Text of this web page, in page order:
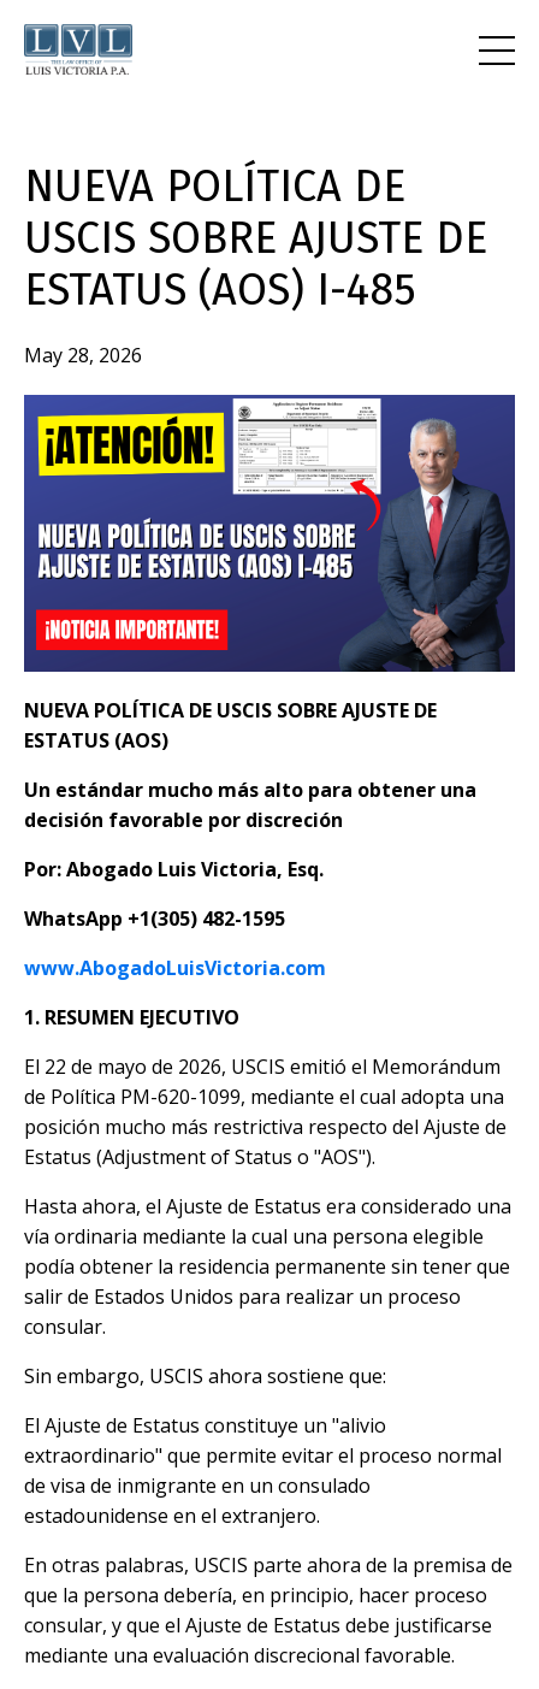
NUEVA POLÍTICA DE
USCIS SOBRE AJUSTE DE
ESTATUS (AOS) I-485
May 28, 2026
NUEVA POLÍTICA DE USCIS SOBRE AJUSTE DE
ESTATUS (AOS)
Un estándar mucho más alto para obtener una
decisión favorable por discreción
Por: Abogado Luis Victoria, Esq.
WhatsApp +1(305) 482-1595
www.AbogadoLuisVictoria.com
1. RESUMEN EJECUTIVO
El 22 de mayo de 2026, USCIS emitió el Memorándum
de Política PM-620-1099, mediante el cual adopta una
posición mucho más restrictiva respecto del Ajuste de
Estatus (Adjustment of Status o "AOS").
Hasta ahora, el Ajuste de Estatus era considerado una
vía ordinaria mediante la cual una persona elegible
podía obtener la residencia permanente sin tener que
salir de Estados Unidos para realizar un proceso
consular.
Sin embargo, USCIS ahora sostiene que:
El Ajuste de Estatus constituye un "alivio
extraordinario" que permite evitar el proceso normal
de visa de inmigrante en un consulado
estadounidense en el extranjero.
En otras palabras, USCIS parte ahora de la premisa de
que la persona debería, en principio, hacer proceso
consular, y que el Ajuste de Estatus debe justificarse
mediante una evaluación discrecional favorable.